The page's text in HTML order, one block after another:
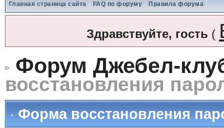
Главная страница сайта FAQ по форуму Правила форума
Здравствуйте, гость (
Форум Джебел-
восстановления
Форма восстановления